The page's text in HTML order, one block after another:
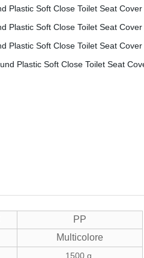
PP
Multicolore
1500 g.